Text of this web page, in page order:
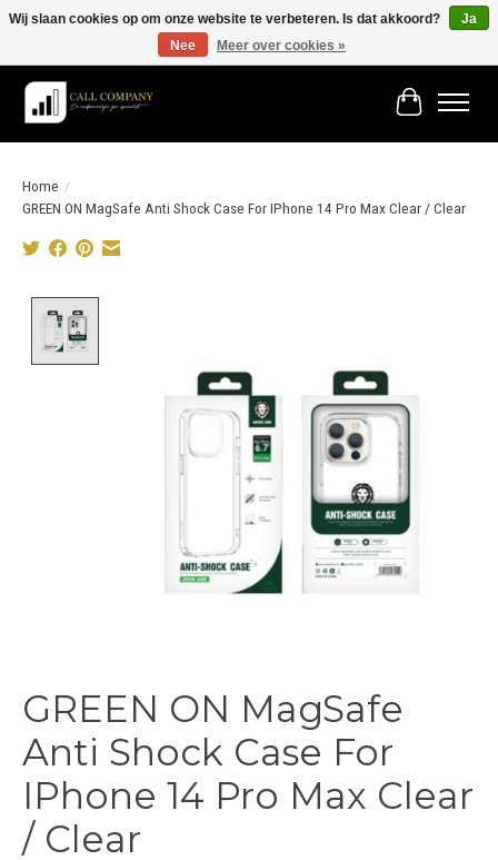
Vóór 19:00 besteld morgen in huis!
Winkelwagen
Home /
GREEN ON MagSafe Anti Shock Case For IPhone 14 Pro Max Clear / Clear
GREEN ON MagSafe
Anti Shock Case For
IPhone 14 Pro Max Clear
/ Clear
Wij slaan cookies op om onze website te verbeteren. Is dat akkoord?
Ja
Nee
Meer over cookies »